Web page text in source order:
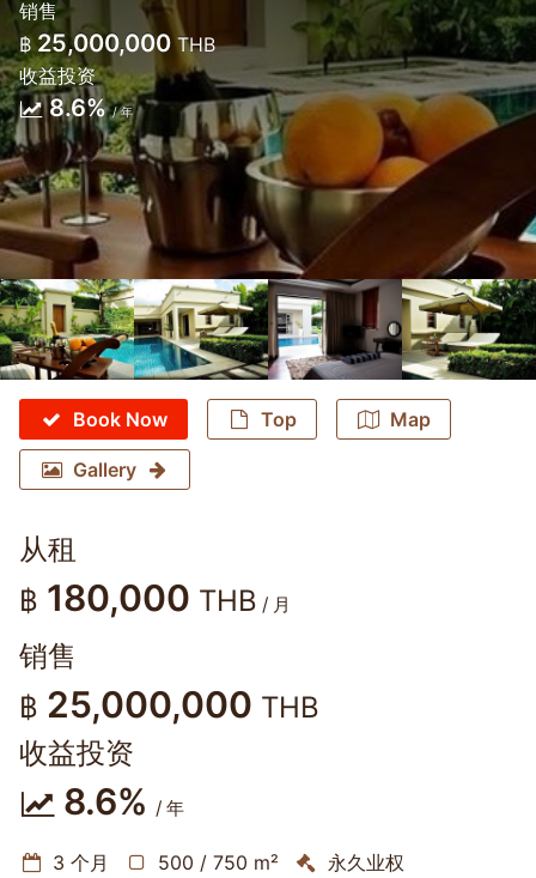
销售
฿ 25,000,000 THB
收益投资
8.6%/ 年
Book Now Top Map
Gallery
从租
฿ 180,000 THB / 月
销售
฿ 25,000,000 THB
收益投资
8.6% / 年
3 个月 500 / 750 m²
永久业权